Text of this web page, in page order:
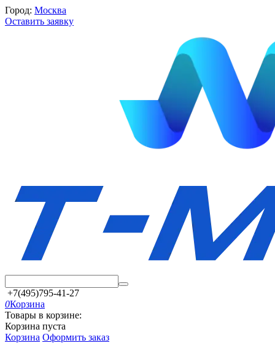
Город: Москва
Оставить заявку
+7(495)795-41-27
0Корзина
Товары в корзине:
Корзина пуста
Корзина Оформить заказ